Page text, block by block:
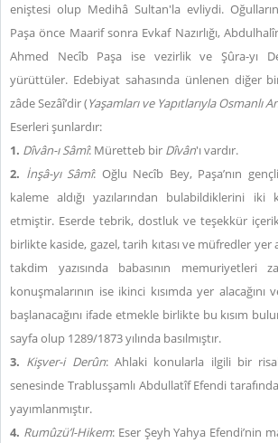
eniştesi olup Medihâ Sultan'la evliydi.
Paşa önce Maarif sonra Evkaf Nazırlığı,
Ahmed Necîb Paşa ise vezirlik ve Şûra-yı
yürüttüler. Edebiyat sahasında ünlenen diğer
zâde Sezâî’dir (Yaşamları ve Yapıtlarıyla Osmanlı
Eserleri şunlardır:
1. Dîvân-ı Sâmî: Müretteb bir Dîvân'ı vardır.
2. İnşâ-yı Sâmî: Oğlu Necîb Bey, Paşa’nın
kaleme aldığı yazılarından bulabildiklerini iki
etmiştir. Eserde tebrik, dostluk ve teşekkür
birlikte kaside, gazel, tarih kıtası ve müfredler yer
takdim yazısında babasının memuriyetleri
konuşmalarının ise ikinci kısımda yer
başlanacağını ifade etmekle birlikte bu kısım
sayfa olup 1289/1873 yılında basılmıştır.
3. Kişver-i Derûn: Ahlaki konularla ilgili bir
senesinde Trablusşamlı Abdullatîf Efendi
yayımlanmıştır.
4. Rumûzü’l-Hikem: Eser Şeyh Yahya Efendi’nin